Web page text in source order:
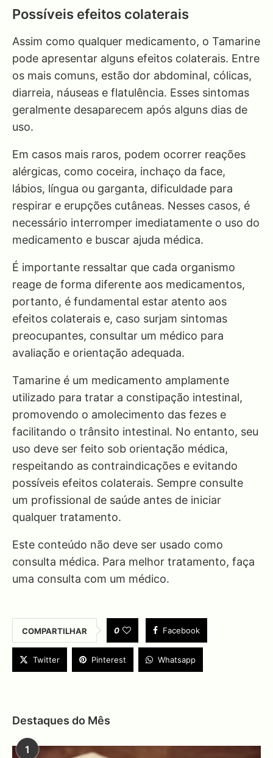
Possíveis efeitos colaterais
Assim como qualquer medicamento, o Tamarine
pode apresentar alguns efeitos colaterais. Entre
os mais comuns, estão dor abdominal, cólicas,
diarreia, náuseas e flatulência. Esses sintomas
geralmente desaparecem após alguns dias de
uso.
Em casos mais raros, podem ocorrer reações
alérgicas, como coceira, inchaço da face,
lábios, língua ou garganta, dificuldade para
respirar e erupções cutâneas. Nesses casos, é
necessário interromper imediatamente o uso do
medicamento e buscar ajuda médica.
É importante ressaltar que cada organismo
reage de forma diferente aos medicamentos,
portanto, é fundamental estar atento aos
efeitos colaterais e, caso surjam sintomas
preocupantes, consultar um médico para
avaliação e orientação adequada.
Tamarine é um medicamento amplamente
utilizado para tratar a constipação intestinal,
promovendo o amolecimento das fezes e
facilitando o trânsito intestinal. No entanto, seu
uso deve ser feito sob orientação médica,
respeitando as contraindicações e evitando
possíveis efeitos colaterais. Sempre consulte
um profissional de saúde antes de iniciar
qualquer tratamento.
Este conteúdo não deve ser usado como
consulta médica. Para melhor tratamento, faça
uma consulta com um médico.
COMPARTILHAR 0 Facebook
Twitter Pinterest Whatsapp
Destaques do Mês
1